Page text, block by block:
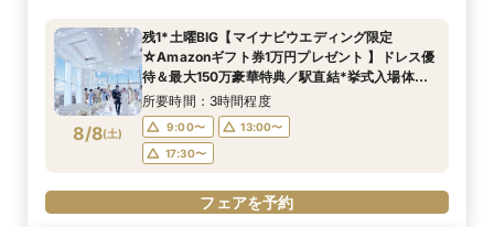
8/8(土)
残1*土曜BIG【マイナビウエディング限定
☆Amazonギフト券1万円プレゼント 】ドレス優
待＆最大150万豪華特典／駅直結*挙式入場体験×
選べる2つの会場見学
所要時間：3時間程度
9:00〜
13:00〜
17:30〜
フェアを予約